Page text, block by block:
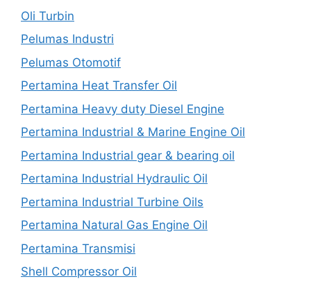
Oli Turbin
Pelumas Industri
Pelumas Otomotif
Pertamina Heat Transfer Oil
Pertamina Heavy duty Diesel Engine
Pertamina Industrial & Marine Engine Oil
Pertamina Industrial gear & bearing oil
Pertamina Industrial Hydraulic Oil
Pertamina Industrial Turbine Oils
Pertamina Natural Gas Engine Oil
Pertamina Transmisi
Shell Compressor Oil